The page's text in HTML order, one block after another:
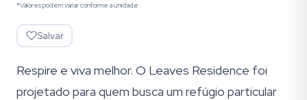
*Valores podem variar conforme a unidade.
Salvar
Respire e viva melhor. O Leaves Residence foi
projetado para quem busca um refúgio particular